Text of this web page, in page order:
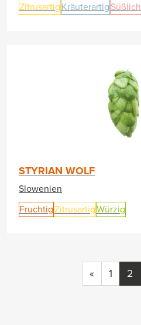
Zitrusartig Kräuterartig Süßlich
STYRIAN WOLF
Slowenien
FruchtigZitrusartigWürzig
« 1 2